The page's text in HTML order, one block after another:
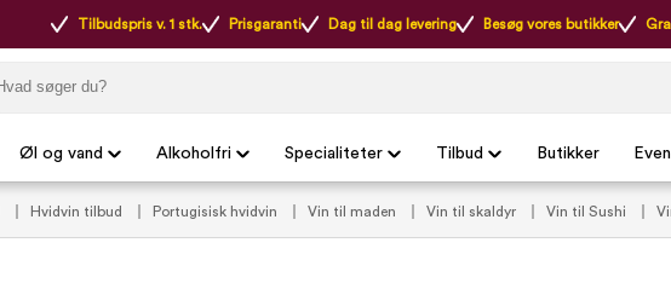
Tilbudspris v. 1 stk. Prisgaranti Dag til dag levering Besøg vores butikker
Øl og vand Alkoholfri Specialiteter Tilbud Butikker
Hvidvin tilbud Portugisisk hvidvin Vin til maden Vin til skaldyr Vin til Sushi